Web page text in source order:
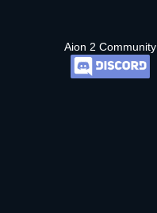
Aion 2 Community